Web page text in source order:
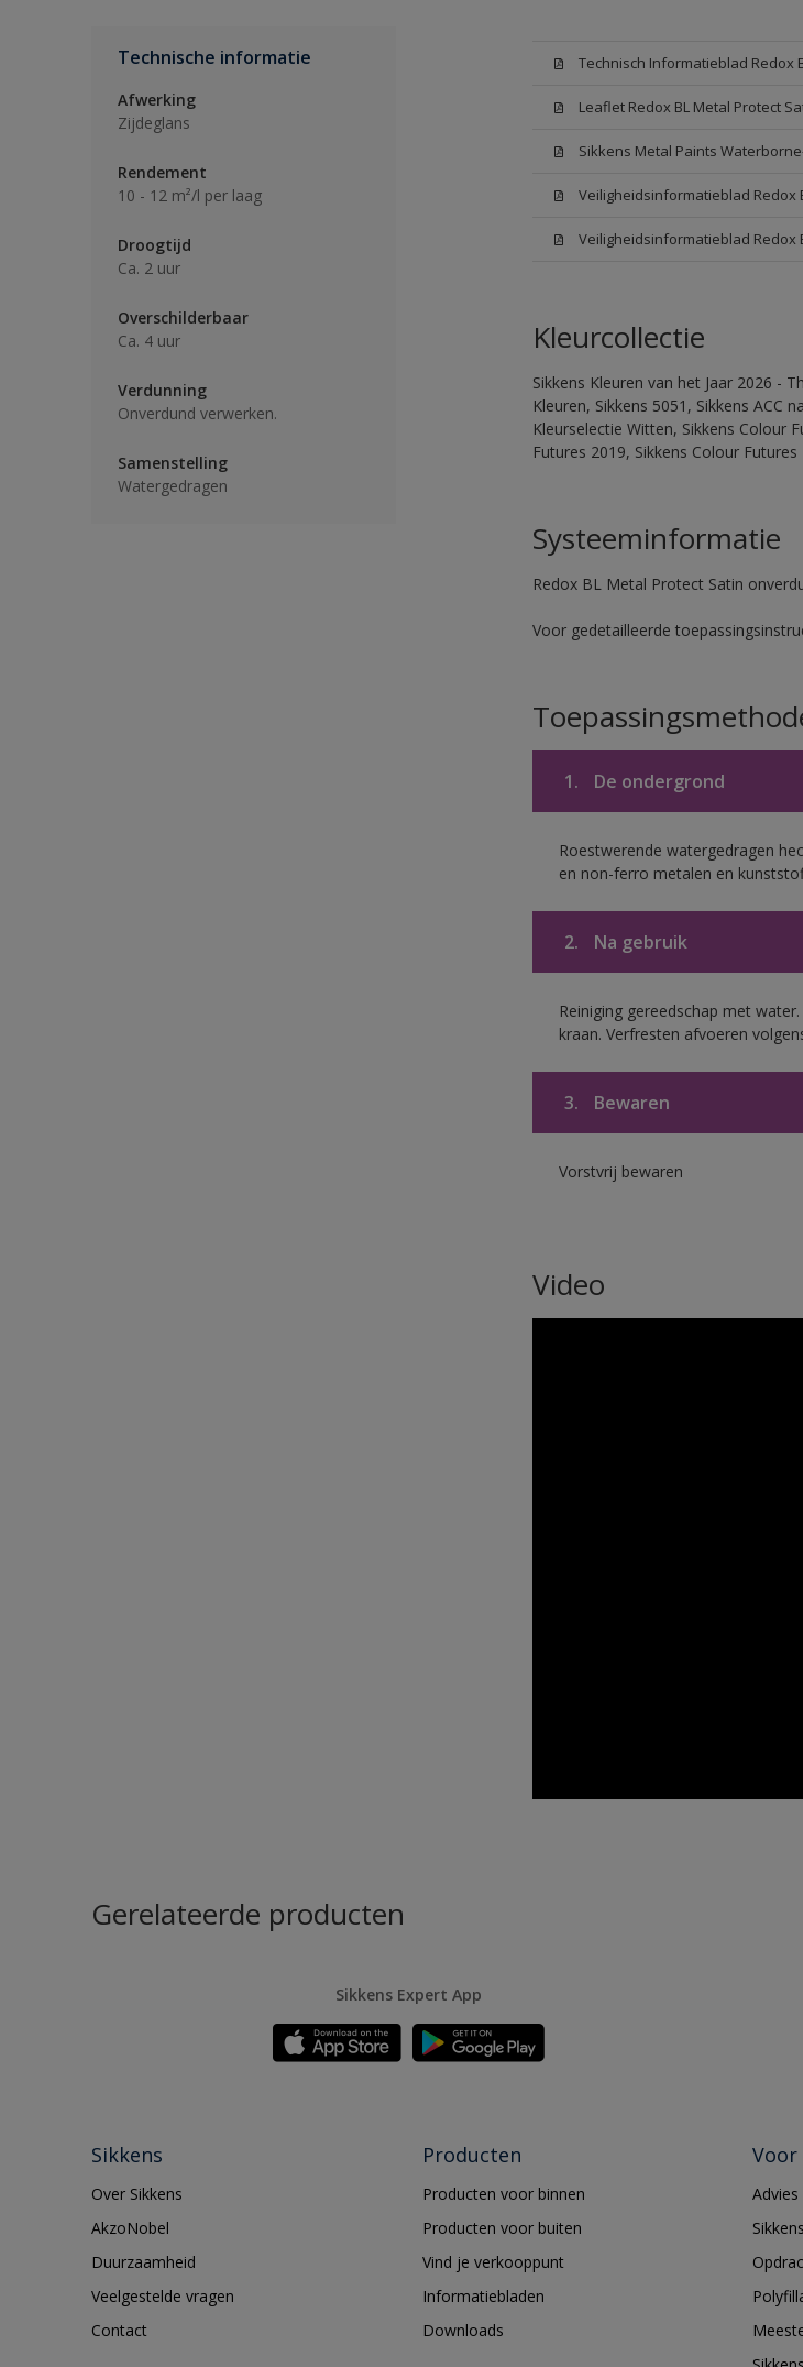
Technische informatie
Afwerking
Zijdeglans
Rendement
10 - 12 m²/l per laag
Droogtijd
Ca. 2 uur
Overschilderbaar
Ca. 4 uur
Verdunning
Onverdund verwerken.
Samenstelling
Watergedragen
Technisch Informatieblad Redox
Leaflet Redox BL Metal Protect
Sikkens Metal Paints
Veiligheidsinformatieblad Redox
Veiligheidsinformatieblad Redox
Kleurcollectie
Sikkens Kleuren van het Jaar 2026 -
Kleuren, Sikkens 5051, Sikkens ACC
Kleurselectie Witten, Sikkens Colour
Futures 2019, Sikkens Colour Futures
Systeeminformatie
Redox BL Metal Protect Satin
Voor gedetailleerde
1. De ondergrond
Roestwerende watergedragen
en non-ferro metalen en
2. Na gebruik
Reiniging gereedschap met
kraan. Verfresten afvoeren
3. Bewaren
Vorstvrij bewaren
Video
Gerelateerde producten
Sikkens Expert App
Sikkens
Over Sikkens
AkzoNobel
Duurzaamheid
Veelgestelde vragen
Contact
Producten
Producten voor binnen
Producten voor buiten
Vind je verkooppunt
Informatiebladen
Downloads